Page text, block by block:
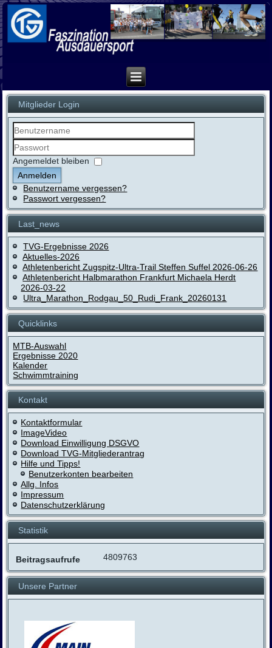
Mitglieder Login
Benutzername
Passwort
Angemeldet bleiben
Anmelden
Benutzername vergessen?
Passwort vergessen?
Last_news
TVG-Ergebnisse 2026
Aktuelles-2026
Athletenbericht Zugspitz-Ultra-Trail Steffen Suffel 2026-06-26
Athletenbericht Halbmarathon Frankfurt Michaela Herdt
2026-03-22
Ultra_Marathon_Rodgau_50_Rudi_Frank_20260131
Quicklinks
MTB-Auswahl
Ergebnisse 2020
Kalender
Schwimmtraining
Kontakt
Kontaktformular
ImageVideo
Download Einwilligung DSGVO
Download TVG-Mitgliederantrag
Hilfe und Tipps!
Benutzerkonten bearbeiten
Allg. Infos
Impressum
Datenschutzerklärung
Statistik
Beitragsaufrufe 4809763
Unsere Partner